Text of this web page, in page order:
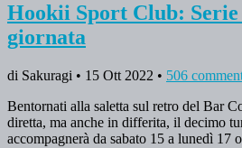
Hookii Sport Club: Serie
giornata
di Sakuragi • 15 Ott 2022 • 506
Bentornati alla saletta sul retro del Bar
diretta, ma anche in differita, il decimo
accompagnerà da sabato 15 a lunedì 17